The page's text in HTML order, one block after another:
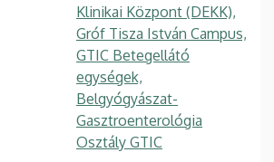
Klinikai Központ (DEKK),
Gróf Tisza István Campus,
GTIC Betegellátó
egységek,
Belgyógyászat-
Gasztroenterológia
Osztály GTIC